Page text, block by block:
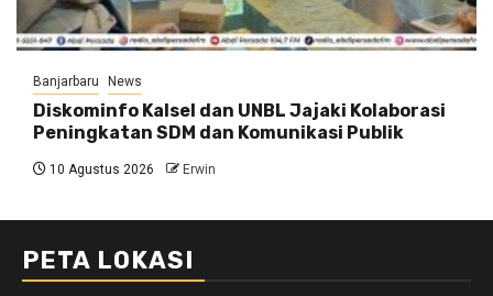
Banjarbaru News
Diskominfo Kalsel dan UNBL Jajaki Kolaborasi
Peningkatan SDM dan Komunikasi Publik
10 Agustus 2026 Erwin
PETA LOKASI